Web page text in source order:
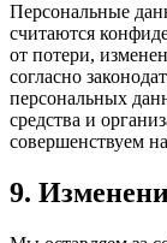
Персональные
считаются
от потери,
согласно
персональных
средства и
совершенствуем
9.